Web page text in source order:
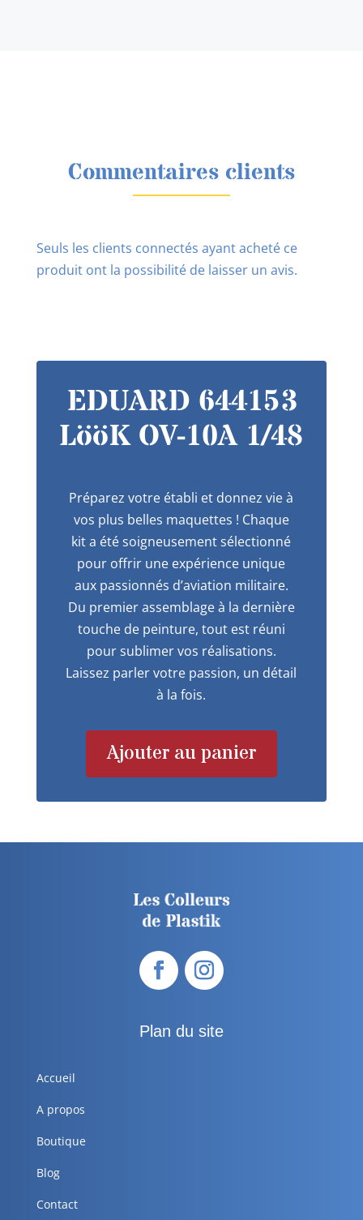
Commentaires clients
Seuls les clients connectés ayant acheté ce
produit ont la possibilité de laisser un avis.
EDUARD 644153
LööK OV-10A 1/48
Préparez votre établi et donnez vie à
vos plus belles maquettes ! Chaque
kit a été soigneusement sélectionné
pour offrir une expérience unique
aux passionnés d’aviation militaire.
Du premier assemblage à la dernière
touche de peinture, tout est réuni
pour sublimer vos réalisations.
Laissez parler votre passion, un détail
à la fois.
Ajouter au panier
Plan du site
Accueil
A propos
Boutique
Blog
Contact